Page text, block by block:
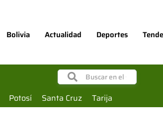
Bolivia Actualidad Deportes
Potosí Santa Cruz Tarija